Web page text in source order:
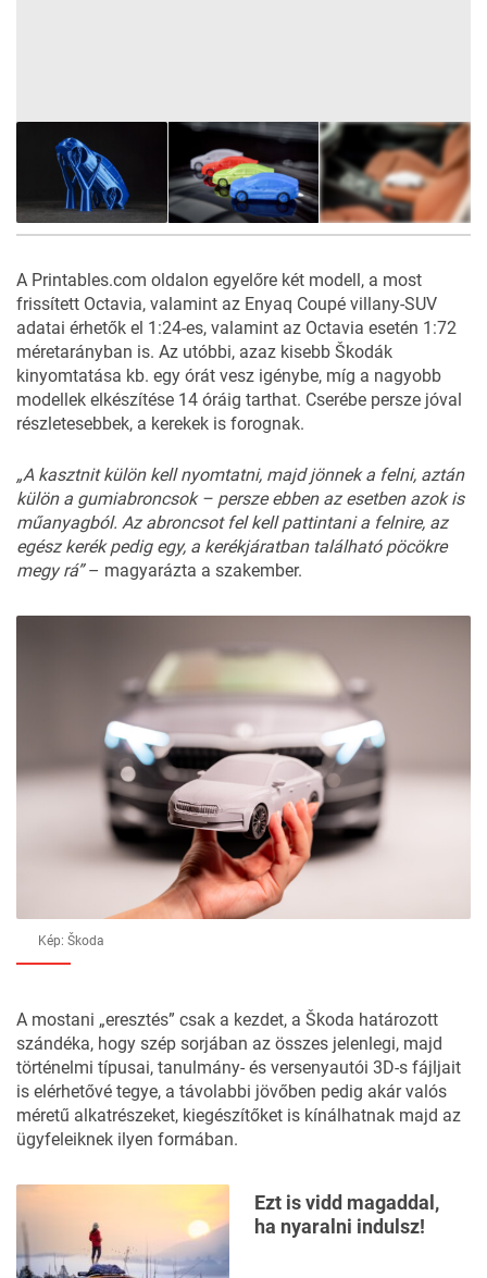
A Printables.com oldalon egyelőre két modell, a most
frissített Octavia, valamint az Enyaq Coupé villany-SUV
adatai érhetők el 1:24-es, valamint az Octavia esetén 1:72
méretarányban is. Az utóbbi, azaz kisebb Škodák
kinyomtatása kb. egy órát vesz igénybe, míg a nagyobb
modellek elkészítése 14 óráig tarthat. Cserébe persze jóval
részletesebbek, a kerekek is forognak.
„A kasztnit külön kell nyomtatni, majd jönnek a felni, aztán
külön a gumiabroncsok – persze ebben az esetben azok is
műanyagból. Az abroncsot fel kell pattintani a felnire, az
egész kerék pedig egy, a kerékjáratban található pöcökre
megy rá”– magyarázta a szakember.
Kép: Škoda
A mostani „eresztés” csak a kezdet, a Škoda határozott
szándéka, hogy szép sorjában az összes jelenlegi, majd
történelmi típusai, tanulmány- és versenyautói 3D-s fájljait
is elérhetővé tegye, a távolabbi jövőben pedig akár valós
méretű alkatrészeket, kiegészítőket is kínálhatnak majd az
ügyfeleiknek ilyen formában.
Ezt is vidd magaddal,
ha nyaralni indulsz!